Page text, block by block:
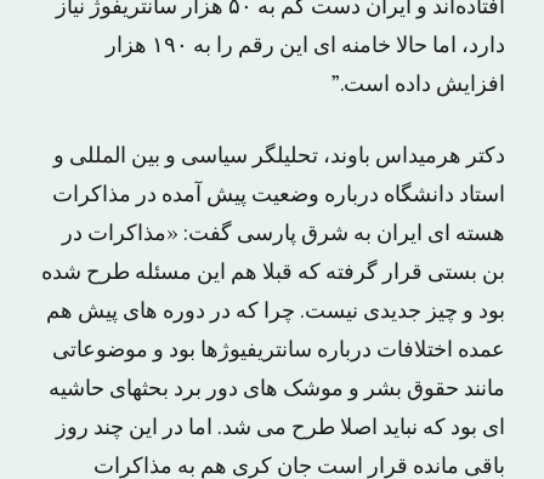
افتاده‌اند و ایران دست‌ کم به ۵۰ هزار سانتریفوژ نیاز
دارد، اما حالا خامنه ‌ای این رقم را به ۱۹۰ هزار
افزایش داده است.”
دکتر هرمیداس باوند، تحلیلگر سیاسی و بین المللی و
استاد دانشگاه درباره وضعیت پیش آمده در مذاکرات
هسته ای ایران به شرق پارسی گفت: «مذاکرات در
بن بستی قرار گرفته که قبلا هم این مسئله طرح شده
بود و چیز جدیدی نیست. چرا که در دوره های پیش هم
عمده اختلافات درباره سانتریفیوژها بود و موضوعاتی
مانند حقوق بشر و موشک های دور برد بحثهای حاشیه
ای بود که نباید اصلا طرح می شد. اما در این چند روز
باقی مانده قرار است جان کری هم به مذاکرات